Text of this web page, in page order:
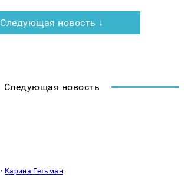
Следующая новость ↓
Следующая новость
· Карина Гетьман